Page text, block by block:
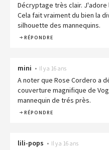
Décryptage très clair. J'adore
Cela fait vraiment du bien la
silhouette des mannequins.
RÉPONDRE
mini • Il y a 16 ans
A noter que Rose Cordero a
couverture magnifique de
mannequin de trés près.
RÉPONDRE
lili-pops • Il y a 16 ans